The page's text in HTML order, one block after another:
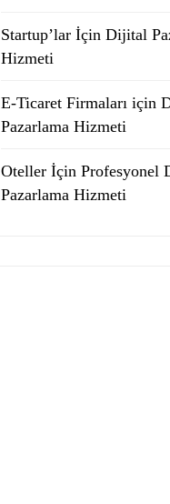
Startup’lar İçin Dijital
Hizmeti
E-Ticaret Firmaları için
Pazarlama Hizmeti
Oteller İçin Profesyonel
Pazarlama Hizmeti